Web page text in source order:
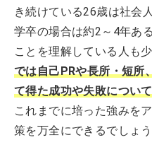
き続けている26歳は社会
学卒の場合は約2～4年あ
ことを理解している人も
では自己PRや長所・短所
て得た成功や失敗につい
これまでに培った強みを
策を万全にできるでしょう